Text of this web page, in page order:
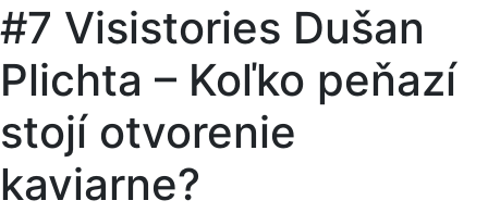
#7 Visistories Dušan
Plichta – Koľko peňazí
stojí otvorenie
kaviarne?